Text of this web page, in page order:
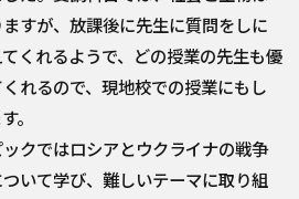
すが、放課後に先生に質問をしに
くれるようで、どの授業の先生も優
れるので、現地校での授業にもし
。
クではロシアとウクライナの戦争
いて学び、難しいテーマに取り組